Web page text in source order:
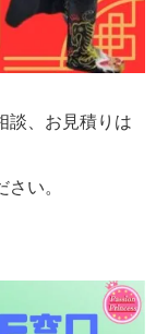
談、お見積りは
い。